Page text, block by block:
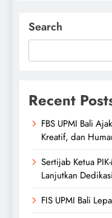
Search
Recent
FBS UPMI Bali
Kreatif, dan
Sertijab Ketua
Lanjutkan Dedikasi
FIS UPMI Bali